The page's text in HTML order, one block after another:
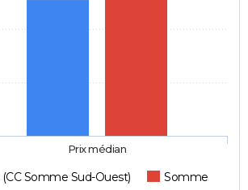
Somme Sud-Ouest) Somme
Prix médian